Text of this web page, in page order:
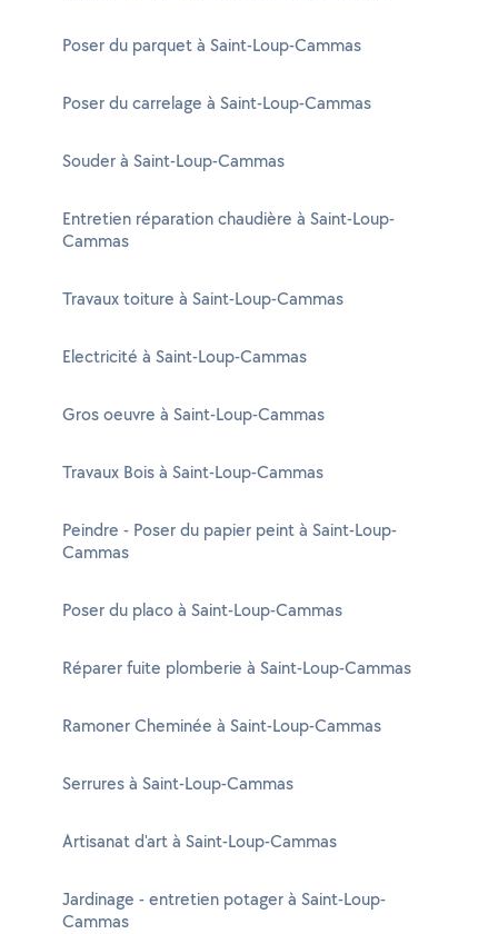
Poser du parquet à Saint-Loup-Cammas
Poser du carrelage à Saint-Loup-Cammas
Souder à Saint-Loup-Cammas
Entretien réparation chaudière à Saint-Loup-
Cammas
Travaux toiture à Saint-Loup-Cammas
Electricité à Saint-Loup-Cammas
Gros oeuvre à Saint-Loup-Cammas
Travaux Bois à Saint-Loup-Cammas
Peindre - Poser du papier peint à Saint-Loup-
Cammas
Poser du placo à Saint-Loup-Cammas
Réparer fuite plomberie à Saint-Loup-Cammas
Ramoner Cheminée à Saint-Loup-Cammas
Serrures à Saint-Loup-Cammas
Artisanat d'art à Saint-Loup-Cammas
Jardinage - entretien potager à Saint-Loup-
Cammas